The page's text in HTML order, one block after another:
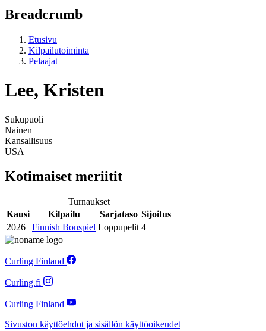
Breadcrumb
Etusivu
Kilpailutoiminta
Pelaajat
Lee, Kristen
Sukupuoli
Nainen
Kansallisuus
USA
Kotimaiset meriitit
Turnaukset
Kausi
Kilpailu Sarjataso Sijoitus
2026
Finnish Bonspiel Loppupelit 4
Curling Finland
Curling.fi
Curling Finland
Sivuston käyttöehdot ja sisällön käyttöoikeudet